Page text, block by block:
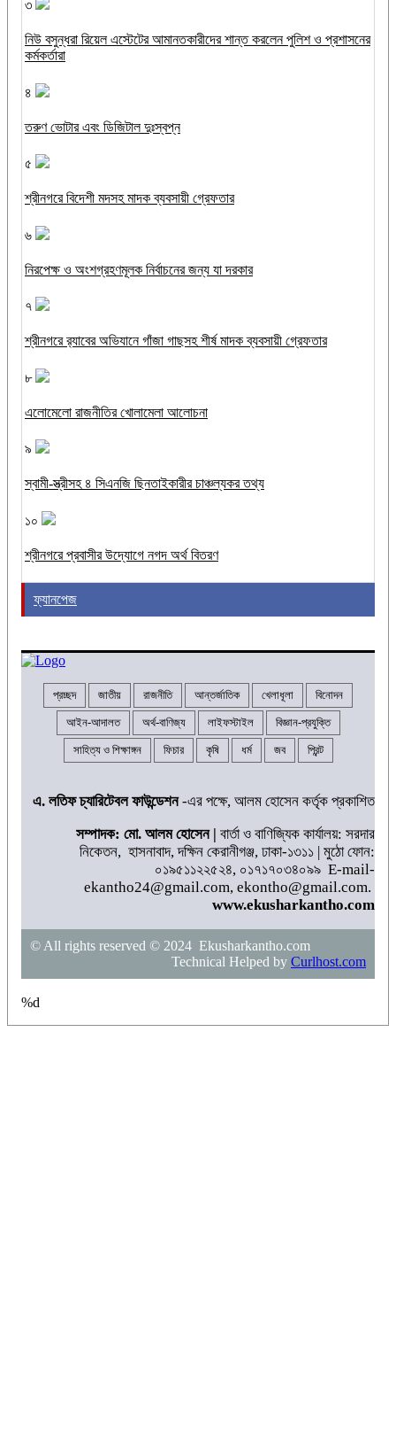
৩
নিউ বসুন্ধরা রিয়েল এস্টেটের আমানতকারীদের শান্ত করলেন পুলিশ ও প্রশাসনের
কর্মকর্তারা
৪
তরুণ ভোটার এবং ডিজিটাল দুঃস্বপ্ন
৫
শ্রীনগরে বিদেশী মদসহ মাদক ব্যবসায়ী গ্রেফতার
৬
নিরপেক্ষ ও অংশগ্রহণমূলক নির্বাচনের জন্য যা দরকার
৭
শ্রীনগরে র‌্যাবের অভিযানে গাঁজা গাছসহ শীর্ষ মাদক ব্যবসায়ী গ্রেফতার
৮
এলোমেলো রাজনীতির খোলামেলা আলোচনা
৯
স্বামী-স্ত্রীসহ ৪ সিএনজি ছিনতাইকারীর চাঞ্চল্যকর তথ্য
১০
শ্রীনগরে প্রবাসীর উদ্যোগে নগদ অর্থ বিতরণ
ফ্যানপেজ
প্রচ্ছদ জাতীয় রাজনীতি আন্তর্জাতিক খেলাধূলা বিনোদন
আইন-আদালত অর্থ-বাণিজ্য লাইফস্টাইল বিজ্ঞান-প্রযুক্তি
সাহিত্য ও শিক্ষাঙ্গন ফিচার কৃষি ধর্ম জব প্রিন্ট
এ. লতিফ চ্যারিটেবল ফাউন্ডেশন-এর পক্ষে, আলম হোসেন কর্তৃক প্রকাশিত
সম্পাদক: মো. আলম হোসেন | বার্তা ও বাণিজ্যিক কার্যালয়: সরদার
নিকেতন, হাসনাবাদ, দক্ষিন কেরানীগঞ্জ, ঢাকা-১৩১১ | মুঠো ফোন:
০১৯৫১১২২৫২৪, ০১৭১৭০৩৪০৯৯ E-mail-
ekantho24@gmail.com, ekontho@gmail.com.
www.ekusharkantho.com
© All rights reserved © 2024 Ekusharkantho.com
Technical Helped by Curlhost.com
%d